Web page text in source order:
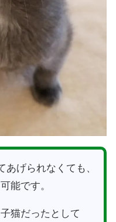
げられなくても、
能です。
猫だったとして